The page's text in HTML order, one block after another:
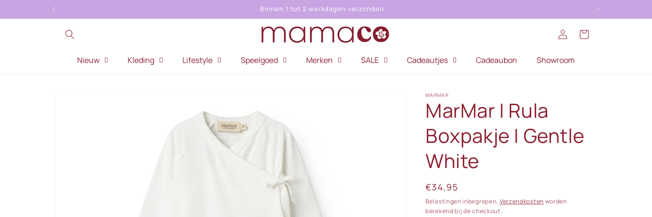
content
Binnen 1 tot 2 werkdagen verzonden
Nieuw Kleding Lifestyle Speelgoed Merken SALE Cadeautjes Cadeaubon Showroom
InloggenWinkelwagen
MARMAR
MarMar | Rula
Boxpakje | Gentle
White
Normale
prijs
€34,95
Belastingen inbegrepen. Verzendkosten worden
berekend bij de checkout.